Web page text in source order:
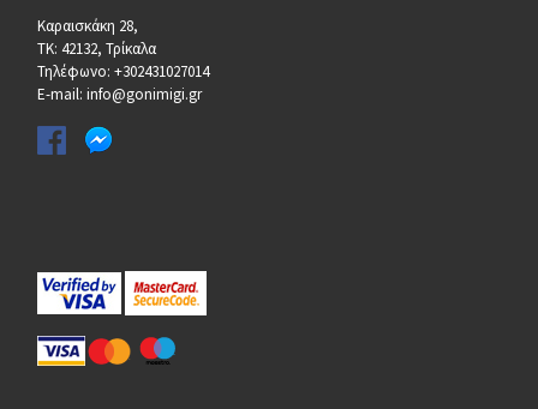
Καραισκάκη 28,
ΤΚ: 42132, Τρίκαλα
Τηλέφωνο: +302431027014
E-mail: info@gonimigi.gr